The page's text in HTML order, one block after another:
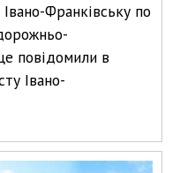
Франківську по
повідомили в
Івано-